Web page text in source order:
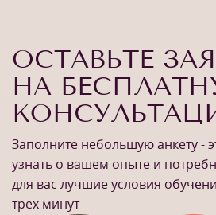
ОСТАВЬТЕ
НА
Заполните небольшую анкету -
узнать о вашем опыте и
для вас лучшие условия
трех минут